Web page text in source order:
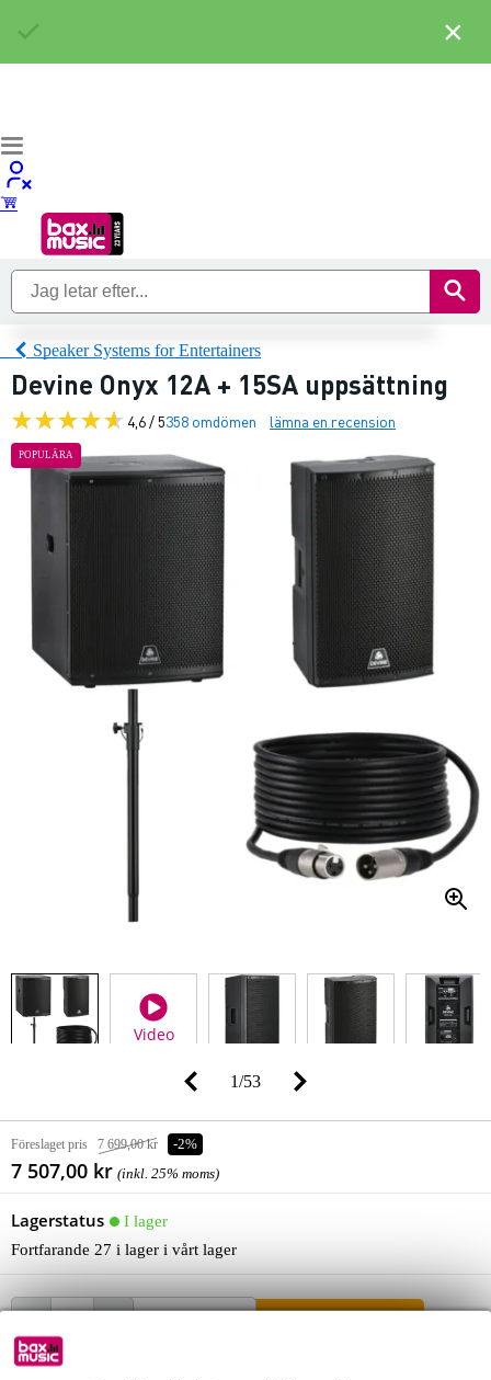
Speaker Systems for Entertainers
Devine Onyx 12A + 15SA uppsättning
4,6 / 5358 omdömen lämna en recension
POPULÄRA
Video
1/53
Föreslaget pris 7 699,00 kr -2%
7 507,00 kr (inkl. 25% moms)
Lagerstatus
I lager
Fortfarande 27 i lager i vårt lager
×